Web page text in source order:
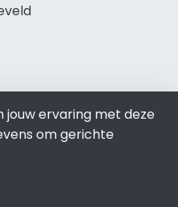
jouw ervaring met deze
om gerichte